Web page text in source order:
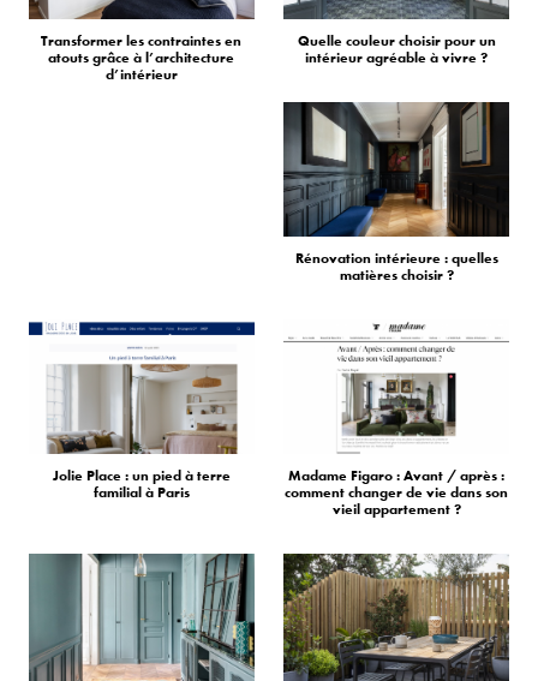
Transformer les contraintes en
atouts grâce à l’architecture
d’intérieur
Quelle couleur choisir pour un
intérieur agréable à vivre ?
Rénovation intérieure : quelles
matières choisir ?
Jolie Place : un pied à terre
familial à Paris
Madame Figaro : Avant / après :
comment changer de vie dans son
vieil appartement ?